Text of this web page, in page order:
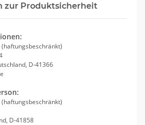
zur Produktsicherheit
D-41366
D-41858